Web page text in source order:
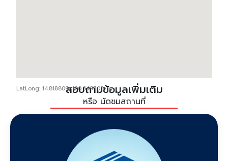
LatLong: 14.818809, 100.649708สอบถามข้อมูลเพิ่มเติม
หรือ นัดชมสถานที่